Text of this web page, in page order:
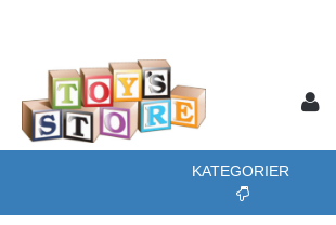
KATEGORIER